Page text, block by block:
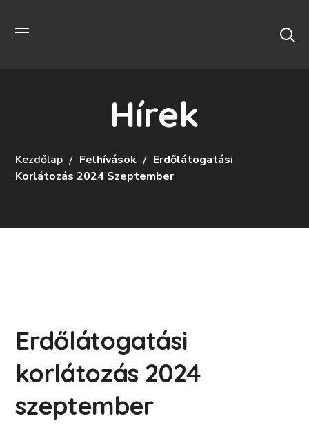
Hírek
Kezdőlap Felhívások
Erdőlátogatási
Korlátozás 2024 Szeptember
Erdőlátogatási
korlátozás 2024
szeptember